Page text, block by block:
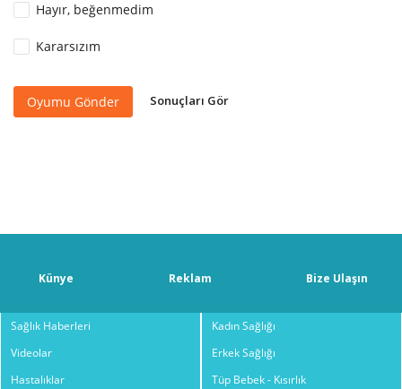
Hayır, beğenmedim
Kararsızım
Oyumu Gönder Sonuçları Gör
Künye Reklam Bize Ulaşın
Sağlık Haberleri
Videolar
Hastalıklar
Kadın Sağlığı
Erkek Sağlığı
Tüp Bebek - Kısırlık